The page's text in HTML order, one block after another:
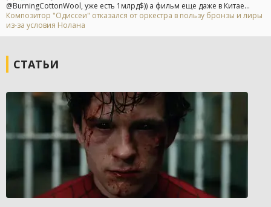
@BurningCottonWool, уже есть 1млрд$)) а фильм еще даже в Китае...
Композитор "Одиссеи" отказался от оркестра в пользу бронзы и лиры
из-за условия Нолана
СТАТЬИ